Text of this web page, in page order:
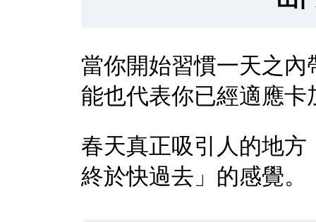
當你開始習慣一天之
能也代表你已經適應卡
春天真正吸引人的地
終於快過去」的感覺。